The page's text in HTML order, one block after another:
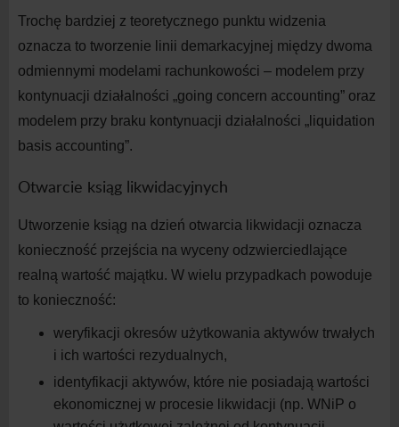
Trochę bardziej z teoretycznego punktu widzenia
oznacza to tworzenie linii demarkacyjnej między dwoma
odmiennymi modelami rachunkowości – modelem przy
kontynuacji działalności „going concern accounting” oraz
modelem przy braku kontynuacji działalności „liquidation
basis accounting”.
Otwarcie ksiąg likwidacyjnych
Utworzenie ksiąg na dzień otwarcia likwidacji oznacza
konieczność przejścia na wyceny odzwierciedlające
realną wartość majątku. W wielu przypadkach powoduje
to konieczność:
weryfikacji okresów użytkowania aktywów trwałych
i ich wartości rezydualnych,
identyfikacji aktywów, które nie posiadają wartości
ekonomicznej w procesie likwidacji (np. WNiP o